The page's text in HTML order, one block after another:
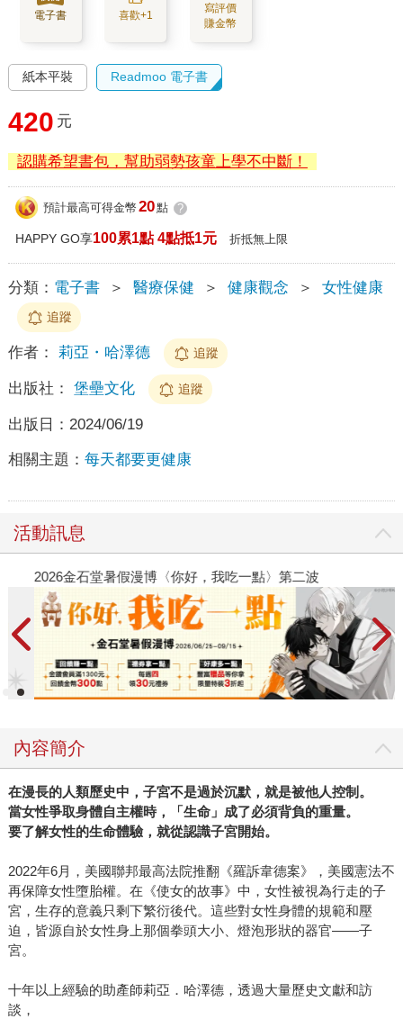
電子書 喜歡+1
寫評價
賺金幣
紙本平裝 Readmoo 電子書
420 元
認購希望書包，幫助弱勢孩童上學不中斷！
預計最高可得金幣 20點 ?
HAPPY GO享100累1點 4點抵1元 折抵無上限
分類： 電子書 ＞ 醫療保健 ＞ 健康觀念 ＞ 女性健康
追蹤
作者： 莉亞・哈澤德 追蹤
出版社： 堡壘文化 追蹤
出版日： 2024/06/19
相關主題： 每天都要更健康
活動訊息
2026金石堂暑假漫博〈你好，我吃一點〉第二波
內容簡介
在漫長的人類歷史中，子宮不是過於沉默，就是被他人控制。
當女性爭取身體自主權時，「生命」成了必須背負的重量。
要了解女性的生命體驗，就從認識子宮開始。
2022年6月，美國聯邦最高法院推翻《羅訴韋德案》，美國憲法不
再保障女性墮胎權。在《使女的故事》中，女性被視為行走的子
宮，生存的意義只剩下繁衍後代。這些對女性身體的規範和壓
迫，皆源自於女性身上那個拳頭大小、燈泡形狀的器官——子
宮。
十年以上經驗的助產師莉亞．哈澤德，透過大量歷史文獻和訪
談，